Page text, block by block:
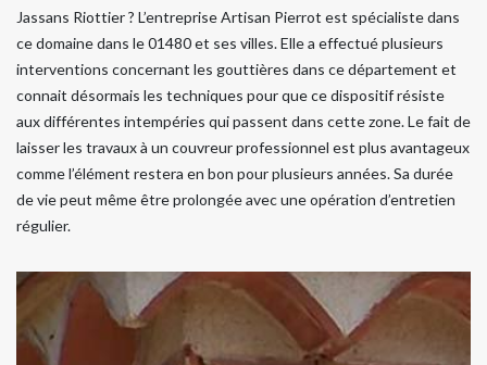
Jassans Riottier ? L’entreprise Artisan Pierrot est spécialiste dans
ce domaine dans le 01480 et ses villes. Elle a effectué plusieurs
interventions concernant les gouttières dans ce département et
connait désormais les techniques pour que ce dispositif résiste
aux différentes intempéries qui passent dans cette zone. Le fait de
laisser les travaux à un couvreur professionnel est plus avantageux
comme l’élément restera en bon pour plusieurs années. Sa durée
de vie peut même être prolongée avec une opération d’entretien
régulier.